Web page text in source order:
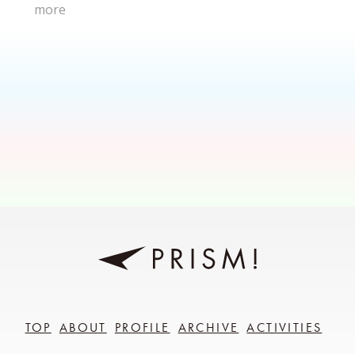
more
TOP ABOUT PROFILE ARCHIVE ACTIVITIES